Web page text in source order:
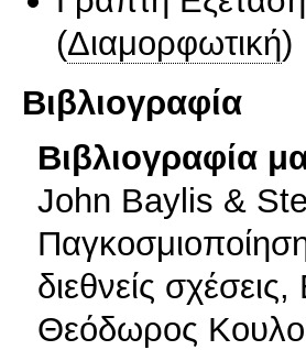
(Διαμορφωτική)
Βιβλιογραφία
Βιβλιογραφία
John Baylis &
διεθνείς
Θεόδωρος